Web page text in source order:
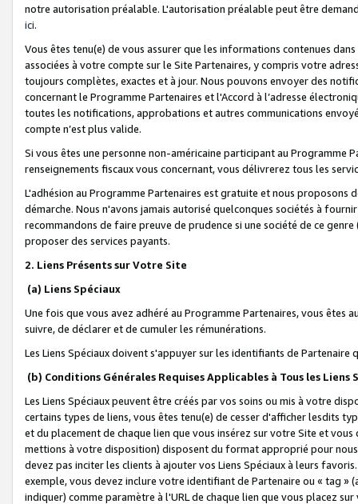
notre autorisation préalable. L'autorisation préalable peut être
ici.
Vous êtes tenu(e) de vous assurer que les informations contenues
associées à votre compte sur le Site Partenaires, y compris votre
toujours complètes, exactes et à jour. Nous pouvons envoyer des
concernant le Programme Partenaires et l'Accord à l’adresse
toutes les notifications, approbations et autres communications
compte n’est plus valide.
Si vous êtes une personne non-américaine participant au
renseignements fiscaux vous concernant, vous délivrerez tous les
L'adhésion au Programme Partenaires est gratuite et nous proposons
démarche. Nous n'avons jamais autorisé quelconques sociétés à
recommandons de faire preuve de prudence si une société de ce
proposer des services payants.
2. Liens Présents sur Votre Site
(a) Liens Spéciaux
Une fois que vous avez adhéré au Programme Partenaires, vous êtes
suivre, de déclarer et de cumuler les rémunérations.
Les Liens Spéciaux doivent s'appuyer sur les identifiants de Partenaire
(b) Conditions Générales Requises Applicables à Tous les Liens
Les Liens Spéciaux peuvent être créés par vos soins ou mis à votre
certains types de liens, vous êtes tenu(e) de cesser d'afficher lesdits
et du placement de chaque lien que vous insérez sur votre Site et
mettions à votre disposition) disposent du format approprié pour
devez pas inciter les clients à ajouter vos Liens Spéciaux à leurs
exemple, vous devez inclure votre identifiant de Partenaire ou « tag
indiquer) comme paramètre à l'URL de chaque lien que vous placez